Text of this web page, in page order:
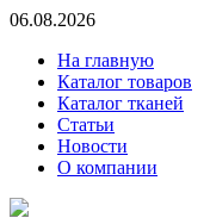
06.08.2026
На главную
Каталог товаров
Каталог тканей
Статьи
Новости
О компании